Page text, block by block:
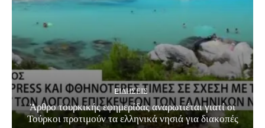
EΙΔΗΣΕΙΣ
Άρθρο τουρκικής εφημερίδας αναρωτιέται γιατί οι
Τούρκοι προτιμούν τα ελληνικά νησιά για διακοπές